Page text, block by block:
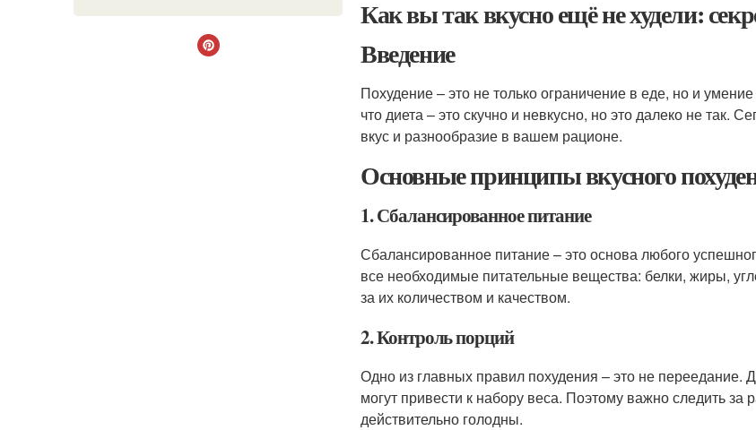
Как вы так вкусно ещё не худели:
Введение
Похудение – это не только ограничение в еде, но и
что диета – это скучно и невкусно, но это далеко не так.
вкус и разнообразие в вашем рационе.
Основные принципы вкусного
1. Сбалансированное питание
Сбалансированное питание – это основа любого
все необходимые питательные вещества: белки, жиры,
за их количеством и качеством.
2. Контроль порций
Одно из главных правил похудения – это не
могут привести к набору веса. Поэтому важно следить за
действительно голодны.